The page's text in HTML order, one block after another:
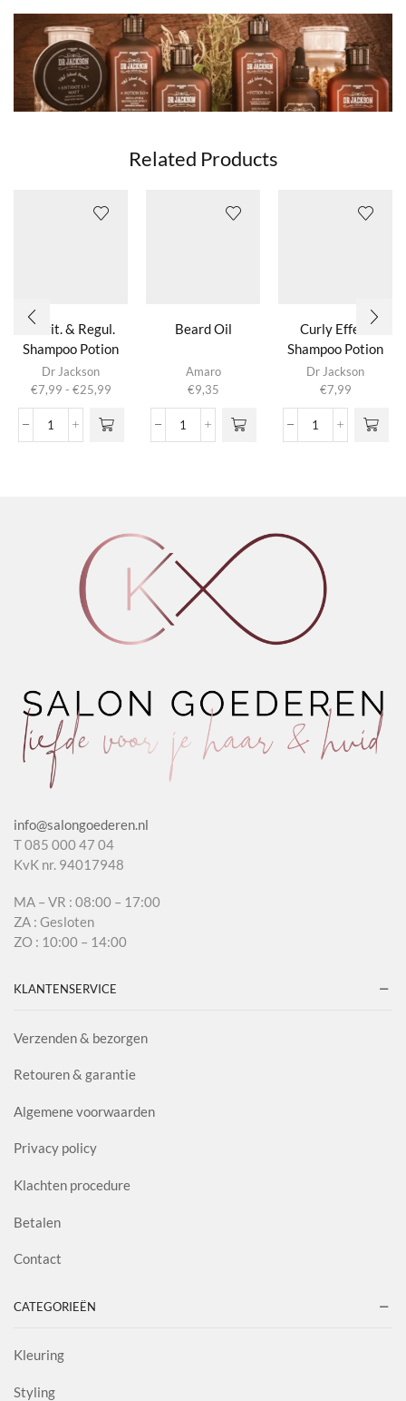
Related Products
Revit. & Regul.
Shampoo Potion
3.0
Dr Jackson
€7,99 - €25,99Prijsklasse:
tot
Revit.
heeft
meerdere
Deze optie
Beard Oil
Amaro
€9,35
Beard
Curly Effect
Shampoo Potion
2.0
Dr Jackson
€7,99
Curly
info@salongoederen.nl
T 085 000 47 04
KvK nr. 94017948
MA – VR : 08:00 – 17:00
ZA : Gesloten
ZO : 10:00 – 14:00
KLANTENSERVICE
Verzenden & bezorgen
Retouren & garantie
Algemene voorwaarden
Privacy policy
Klachten procedure
Betalen
Contact
CATEGORIEËN
Kleuring
Styling